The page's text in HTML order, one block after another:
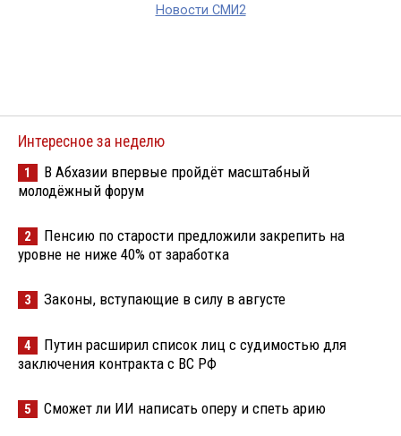
Новости СМИ2
Интересное за неделю
1
В Абхазии впервые пройдёт масштабный
молодёжный форум
2
Пенсию по старости предложили закрепить на
уровне не ниже 40% от заработка
3 Законы, вступающие в силу в августе
4
Путин расширил список лиц с судимостью для
заключения контракта с ВС РФ
5 Сможет ли ИИ написать оперу и спеть арию